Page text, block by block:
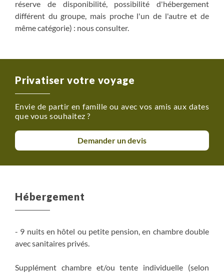
réserve de disponibilité, possibilité d'hébergement
différent du groupe, mais proche l'un de l'autre et de
même catégorie) : nous consulter.
Privatiser votre voyage
Envie de partir en famille ou avec vos amis aux dates
que vous souhaitez ?
Demander un devis
Hébergement
- 9 nuits en hôtel ou petite pension, en chambre double
avec sanitaires privés.
Supplément chambre et/ou tente individuelle (selon